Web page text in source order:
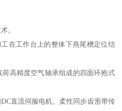
。
在工作台上的整体下燕尾槽定位结
高精度空气轴承组成的四面环抱式
直流伺服电机、柔性同步齿形带传